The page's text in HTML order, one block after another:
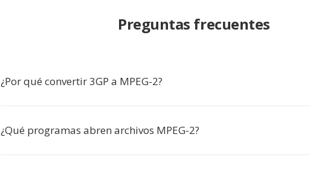
Preguntas frecuentes
¿Por qué convertir 3GP a MPEG-2?
¿Qué programas abren archivos MPEG-2?